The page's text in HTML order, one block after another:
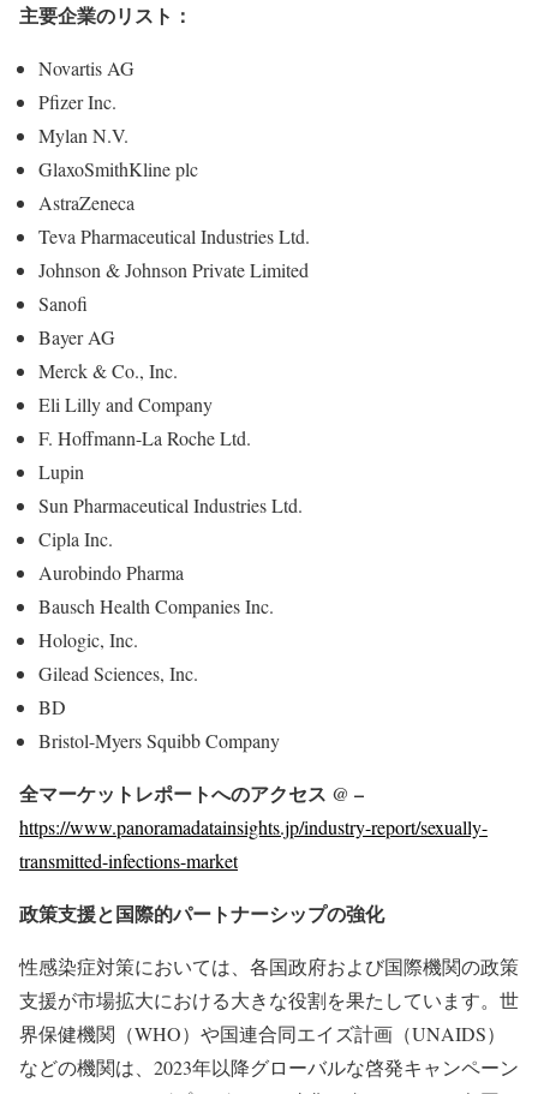
主要企業のリスト：
Novartis AG
Pfizer Inc.
Mylan N.V.
GlaxoSmithKline plc
AstraZeneca
Teva Pharmaceutical Industries Ltd.
Johnson & Johnson Private Limited
Sanofi
Bayer AG
Merck & Co., Inc.
Eli Lilly and Company
F. Hoffmann-La Roche Ltd.
Lupin
Sun Pharmaceutical Industries Ltd.
Cipla Inc.
Aurobindo Pharma
Bausch Health Companies Inc.
Hologic, Inc.
Gilead Sciences, Inc.
BD
Bristol-Myers Squibb Company
全マーケットレポートへのアクセス @ –
https://www.panoramadatainsights.jp/industry-report/sexually-
transmitted-infections-market
政策支援と国際的パートナーシップの強化
性感染症対策においては、各国政府および国際機関の政策
支援が市場拡大における大きな役割を果たしています。世
界保健機関（WHO）や国連合同エイズ計画（UNAIDS）
などの機関は、2023年以降グローバルな啓発キャンペーン